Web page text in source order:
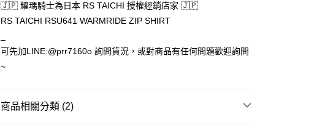
運送方式
全家取貨付款(安全帽一頂以上請選宅配)
每筆NT$60，滿NT$1,000(含以上)免運費
🇯🇵 耀瑪騎士為日本 RS TAICHI 授權經銷店家 🇯🇵
RS TAICHI RSU641 WARMRIDE ZIP SHIRT
可先加LINE:@prr7160o 詢問貨況，或對商品有任何問題歡迎詢問
~
商品相關分類 (2)